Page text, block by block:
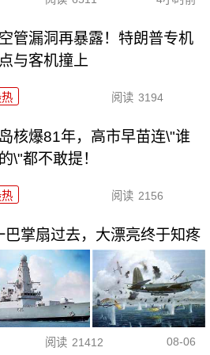
管漏洞再暴露！特朗普专机
与客机撞上
阅读 3194
核爆81年，高市早苗连\"谁
\"都不敢提！
阅读 2156
巴掌扇过去，大漂亮终于知疼
阅读 21412 08-06